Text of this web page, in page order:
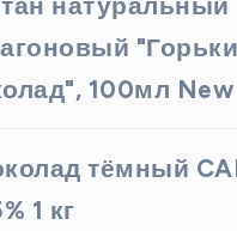
100мл New
тёмный
1 кг